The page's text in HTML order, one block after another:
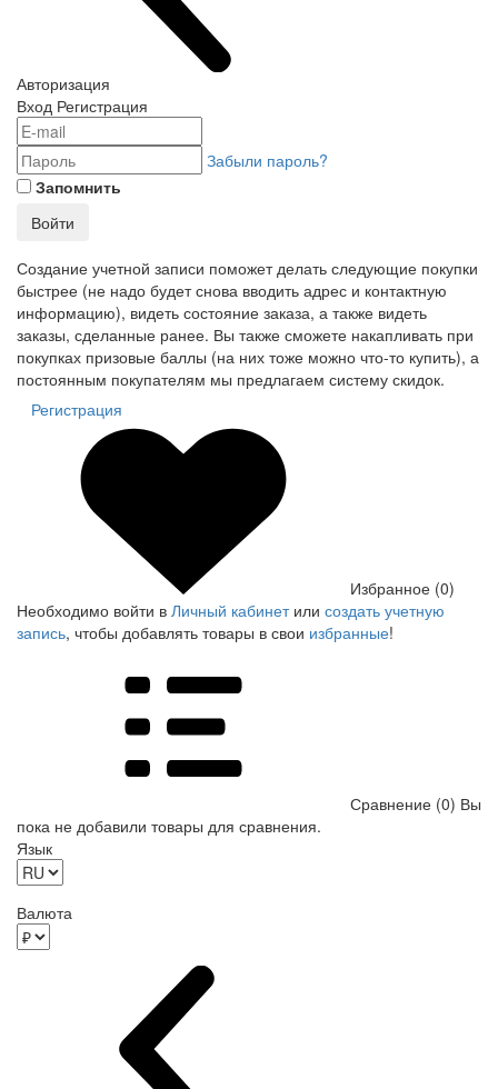
Авторизация
Вход Регистрация
Забыли пароль?
Запомнить
Войти
Создание учетной записи поможет делать следующие покупки
быстрее (не надо будет снова вводить адрес и контактную
информацию), видеть состояние заказа, а также видеть
заказы, сделанные ранее. Вы также сможете накапливать при
покупках призовые баллы (на них тоже можно что-то купить), а
постоянным покупателям мы предлагаем систему скидок.
Регистрация
Избранное (0)
Необходимо войти в Личный кабинетили создать учетную
запись, чтобы добавлять товары в свои избранные!
Сравнение (0) Вы
пока не добавили товары для сравнения.
Язык
Валюта